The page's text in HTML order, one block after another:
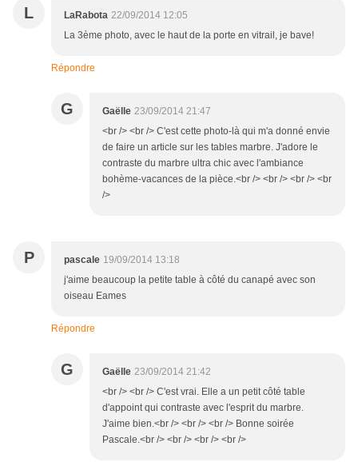
L LaRabota 22/09/2014 12:05
La 3ème photo, avec le haut de la porte en vitrail, je bave!
Répondre
G Gaëlle 23/09/2014 21:47
<br /> <br /> C'est cette photo-là qui m'a donné envie
de faire un article sur les tables marbre. J'adore le
contraste du marbre ultra chic avec l'ambiance
bohème-vacances de la pièce.<br /> <br /> <br /> <br
/>
P pascale 19/09/2014 13:18
j'aime beaucoup la petite table à côté du canapé avec son
oiseau Eames
Répondre
G Gaëlle 23/09/2014 21:42
<br /> <br /> C'est vrai. Elle a un petit côté table
d'appoint qui contraste avec l'esprit du marbre.
J'aime bien.<br /> <br /> <br /> Bonne soirée
Pascale.<br /> <br /> <br /> <br />